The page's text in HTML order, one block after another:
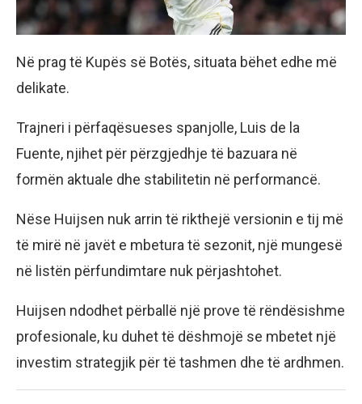
Në prag të Kupës së Botës, situata bëhet edhe më
delikate.
Trajneri i përfaqësueses spanjolle, Luis de la
Fuente, njihet për përzgjedhje të bazuara në
formën aktuale dhe stabilitetin në performancë.
Nëse Huijsen nuk arrin të rikthejë versionin e tij më
të mirë në javët e mbetura të sezonit, një mungesë
në listën përfundimtare nuk përjashtohet.
Huijsen ndodhet përballë një prove të rëndësishme
profesionale, ku duhet të dëshmojë se mbetet një
investim strategjik për të tashmen dhe të ardhmen.